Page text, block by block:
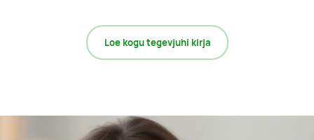
Loe kogu tegevjuhi kirja